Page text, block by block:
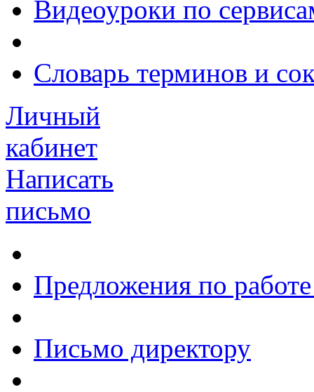
Видеоуроки по
Словарь терминов и
Личный
кабинет
Написать
письмо
Предложения по работе
Письмо директору